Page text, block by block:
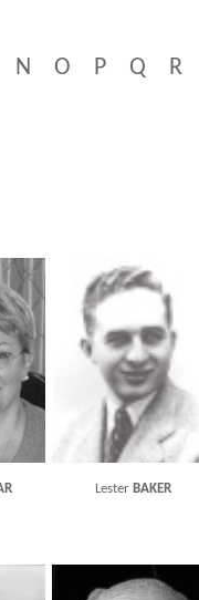
N O P Q R
Lester BAKER